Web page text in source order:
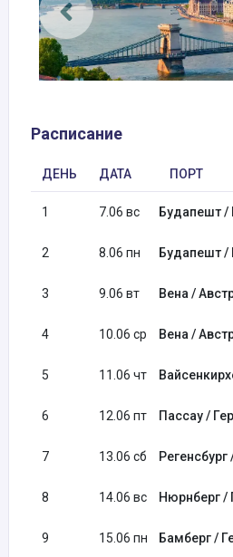
Расписание
ДЕНЬ ДАТА ПОРТ
1 7.06 вс Будапешт /
2 8.06 пн Будапешт /
3 9.06 вт Вена /
4 10.06 ср Вена /
5 11.06 чт
6 12.06 пт Пассау /
7 13.06 сб
8 14.06 вс Нюрнберг /
9 15.06 пн Бамберг /